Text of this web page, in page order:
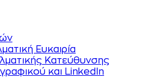
Ευκαιρία
Κατεύθυνσης
και LinkedIn